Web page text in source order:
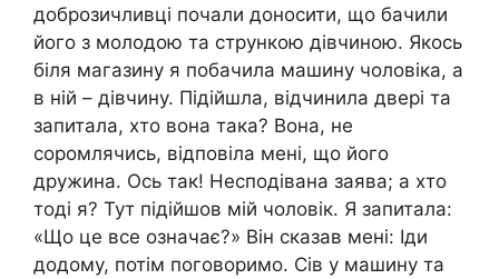
доброзичливці почали доносити, що бачили
його з молодою та стрункою дівчиною. Якось
біля магазину я побачила машину чоловіка, а
в ній – дівчину. Підійшла, відчинила двері та
запитала, хто вона така? Вона, не
соромлячись, відповіла мені, що його
дружина. Ось так! Несподівана заява; а хто
тоді я? Тут підійшов мій чоловік. Я запитала:
«Що це все означає?» Він сказав мені: Іди
додому, потім поговоримо. Сів у машину та